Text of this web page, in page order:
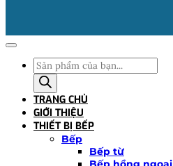
Tìm
kiếm
sản
phẩm
TRANG CHỦ
GIỚI THIỆU
THIẾT BỊ BẾP
Bếp
Bếp từ